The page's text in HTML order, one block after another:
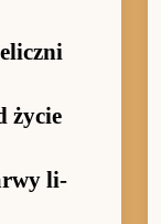
życie
li­